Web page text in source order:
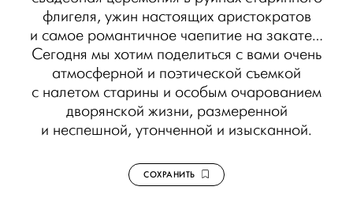
флигеля, ужин настоящих аристократов
и самое романтичное чаепитие на закате…
Сегодня мы хотим поделиться с вами очень
атмосферной и поэтической съемкой
с налетом старины и особым очарованием
дворянской жизни, размеренной
и неспешной, утонченной и изысканной.
СОХРАНИТЬ